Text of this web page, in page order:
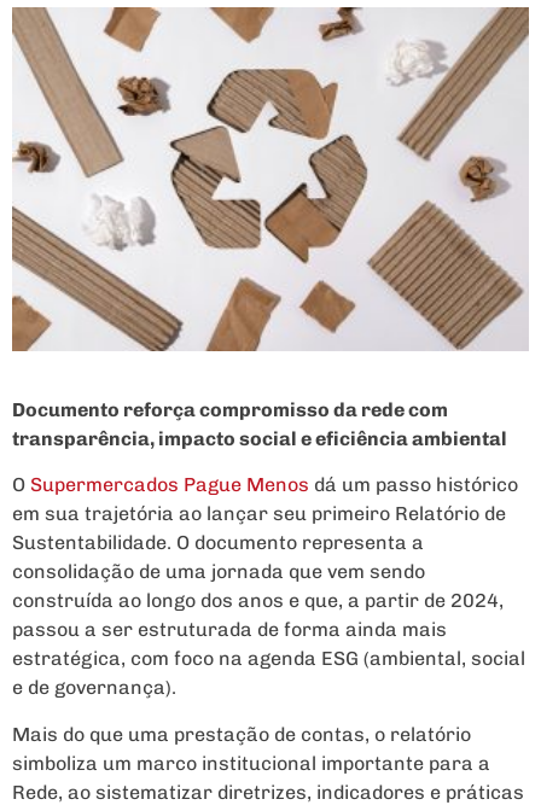
Documento reforça compromisso da rede com
transparência, impacto social e eficiência ambiental
O Supermercados Pague Menos dá um passo histórico
em sua trajetória ao lançar seu primeiro Relatório de
Sustentabilidade. O documento representa a
consolidação de uma jornada que vem sendo
construída ao longo dos anos e que, a partir de 2024,
passou a ser estruturada de forma ainda mais
estratégica, com foco na agenda ESG (ambiental, social
e de governança).
Mais do que uma prestação de contas, o relatório
simboliza um marco institucional importante para a
Rede, ao sistematizar diretrizes, indicadores e práticas